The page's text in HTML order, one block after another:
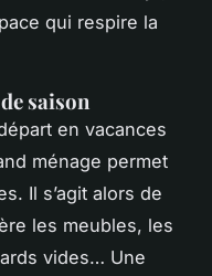
qui respire la
saison
en vacances
ménage permet
Il s’agit alors de
les meubles, les
vides… Une